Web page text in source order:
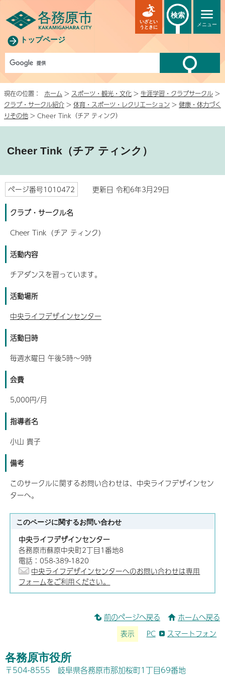
トップページ
メニュー
いざとい
うときに
検索
現在の位置： ホーム > スポーツ・観光・文化 > 生涯学習・クラブサークル >
クラブ・サークル紹介 > 体育・スポーツ・レクリエーション > 健康・体力づく
りその他 > Cheer Tink（チア ティンク）
Cheer Tink（チア ティンク）
ページ番号1010472 更新日 令和6年3月29日
クラブ・サークル名
Cheer Tink（チア ティンク）
活動内容
チアダンスを習っています。
活動場所
中央ライフデザインセンター
活動日時
毎週水曜日 午後5時～9時
会費
5,000円/月
指導者名
小山 貴子
備考
このサークルに関するお問い合わせは、中央ライフデザインセン
ターへ。
このページに関するお問い合わせ
中央ライフデザインセンター
各務原市蘇原中央町2丁目1番地8
電話：058-389-1820
中央ライフデザインセンターへのお問い合わせは専用
フォームをご利用ください。
前のページへ戻る ホームへ戻る
表示 PC スマートフォン
各務原市役所
〒504-8555 岐阜県各務原市那加桜町1丁目69番地